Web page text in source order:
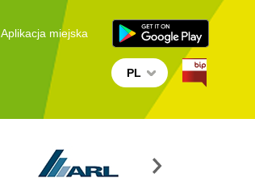
Aplikacja miejska
PL